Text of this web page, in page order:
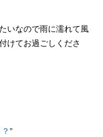
いなので雨に濡れて風
けてお過ごしくださ
”